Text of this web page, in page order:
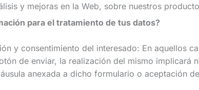
y mejoras en la Web, sobre nuestros
para el tratamiento de tus datos?
del interesado: En aquellos
de enviar, la realización del mismo implicará
anexada a dicho formulario o aceptación